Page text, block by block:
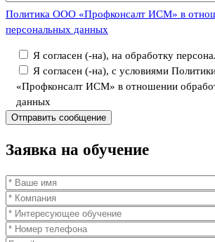
Политика ООО «Профконсалт ИСМ» в
персональных данных
Я согласен (-на), на обработку
Я согласен (-на), с условиями
«Профконсалт ИСМ» в отношении
данных
Заявка на обучение